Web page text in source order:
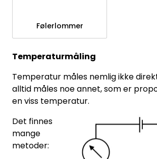
Følerlommer
Temperaturmåling
Temperatur måles nemlig ikke
alltid måles noe annet, som er
en viss temperatur.
Det finnes
mange
metoder: